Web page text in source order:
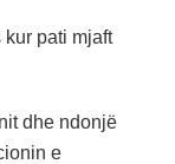
pati mjaft
dhe ndonjë
e